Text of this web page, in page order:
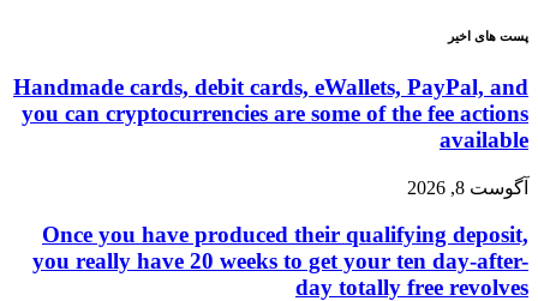
پست های اخیر
Handmade cards, debit cards, eWallets, PayPal, and
you can cryptocurrencies are some of the fee actions
available
آگوست 8, 2026
Once you have produced their qualifying deposit,
you really have 20 weeks to get your ten day-after-
day totally free revolves